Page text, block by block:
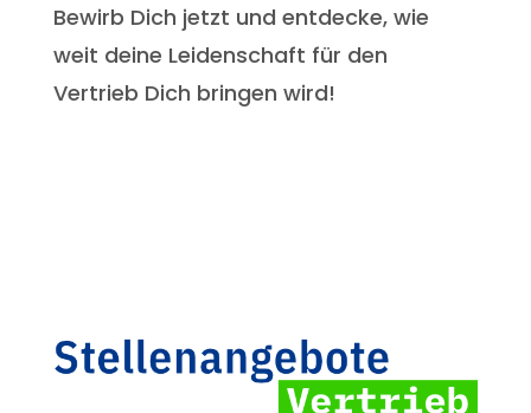
Bewirb Dich jetzt und entdecke, wie
weit deine Leidenschaft für den
Vertrieb Dich bringen wird!